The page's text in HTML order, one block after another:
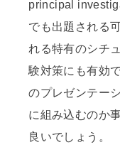
principal
でも出題される
れる特有のシチ
験対策にも有効
のプレゼンテー
に組み込むのか
良いでしょう。